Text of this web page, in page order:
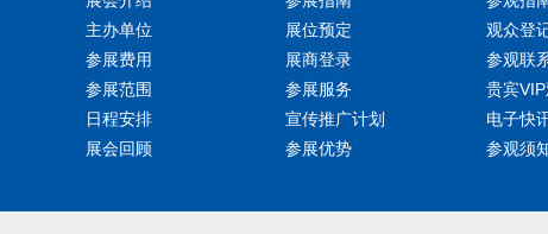
主办单位
参展费用
参展范围
日程安排
展会回顾
展位预定
展商登录
参展服务
宣传推广计划
参展优势
观众登
参观联
贵宾
电子快
参观须